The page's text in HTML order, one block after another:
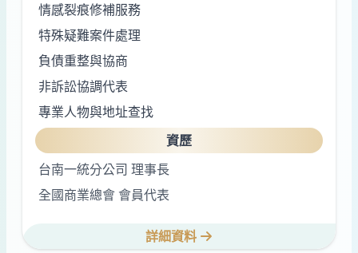
情感裂痕修補服務
特殊疑難案件處理
負債重整與協商
非訴訟協調代表
專業人物與地址查找
資歷
台南一統分公司 理事長
全國商業總會 會員代表
詳細資料